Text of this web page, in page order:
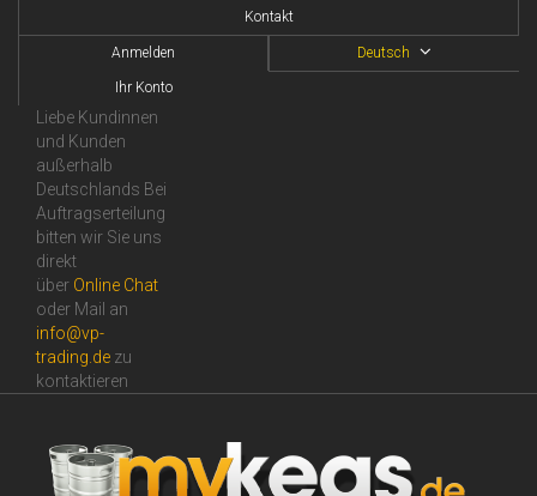
Kontakt
Deutsch
Anmelden
Ihr Konto
Liebe Kundinnen
und Kunden
außerhalb
Deutschlands Bei
Auftragserteilung
bitten wir Sie uns
direkt
über Online Сhat
oder Mail an
info@vp-
trading.de zu
kontaktieren